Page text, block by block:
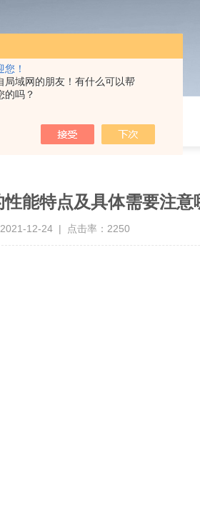
您！
局域网的朋友！有什么可以帮
的吗？
方面
能特点及具体需要注意
12-24 | 点击率：2250